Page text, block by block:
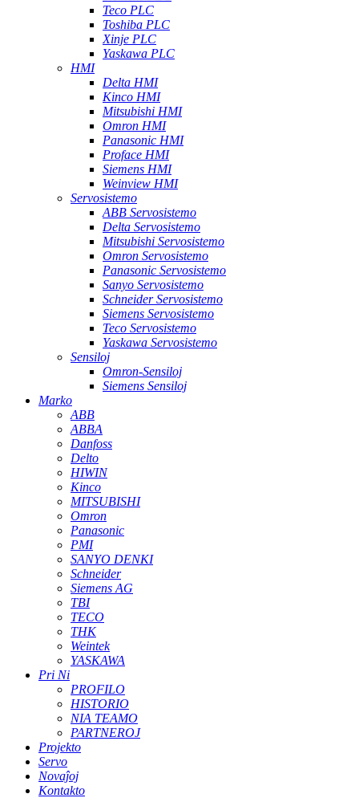
Teco PLC
Toshiba PLC
Xinje PLC
Yaskawa PLC
HMI
Delta HMI
Kinco HMI
Mitsubishi HMI
Omron HMI
Panasonic HMI
Proface HMI
Siemens HMI
Weinview HMI
Servosistemo
ABB Servosistemo
Delta Servosistemo
Mitsubishi Servosistemo
Omron Servosistemo
Panasonic Servosistemo
Sanyo Servosistemo
Schneider Servosistemo
Siemens Servosistemo
Teco Servosistemo
Yaskawa Servosistemo
Sensiloj
Omron-Sensiloj
Siemens Sensiloj
Marko
ABB
ABBA
Danfoss
Delto
HIWIN
Kinco
MITSUBISHI
Omron
Panasonic
PMI
SANYO DENKI
Schneider
Siemens AG
TBI
TECO
THK
Weintek
YASKAWA
Pri Ni
PROFILO
HISTORIO
NIA TEAMO
PARTNEROJ
Projekto
Servo
Novaĵoj
Kontakto